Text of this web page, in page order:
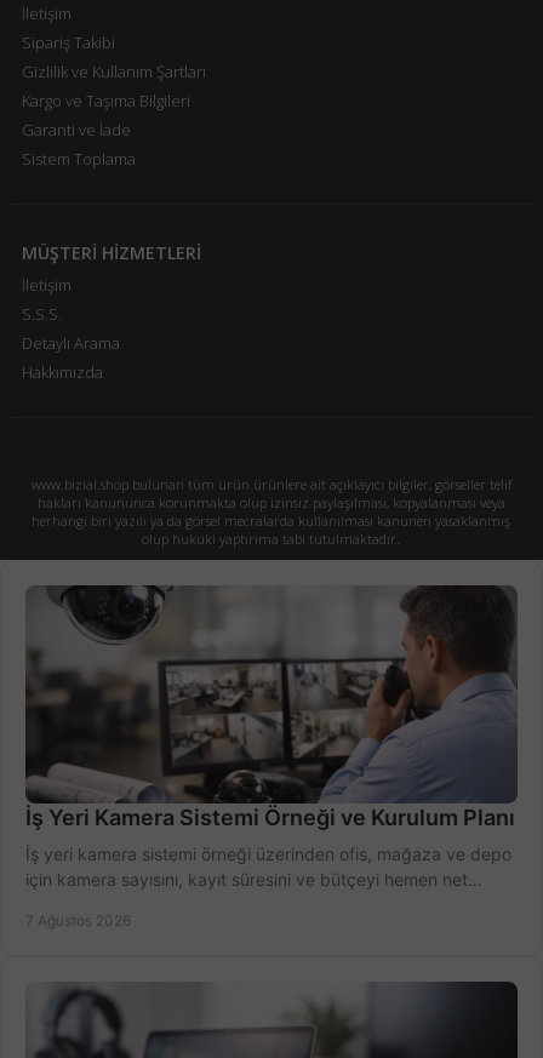
İletişim
Sipariş Takibi
Gizlilik ve Kullanım Şartları
Kargo ve Taşıma Bilgileri
Garanti ve İade
Sistem Toplama
MÜŞTERİ HİZMETLERİ
İletişim
S.S.S.
Detaylı Arama
Hakkımızda
www.bizial.shop bulunan tüm ürün ürünlere ait açıklayıcı bilgiler, görseller telif
hakları kanununca korunmakta olup izinsiz paylaşılması, kopyalanması veya
herhangi biri yazılı ya da görsel mecralarda kullanılması kanunen yasaklanmış
olup hukuki yaptırıma tabi tutulmaktadır.
İş Yeri Kamera Sistemi Örneği ve Kurulum Planı
İş yeri kamera sistemi örneği üzerinden ofis, mağaza ve depo
için kamera sayısını, kayıt süresini ve bütçeyi hemen net
7 Ağustos 2026